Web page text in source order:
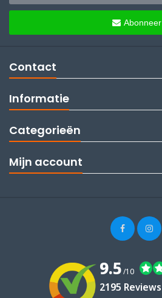
Abonneer
Contact
Informatie
Categorieën
Mijn account
9.5/10
2195 Reviews